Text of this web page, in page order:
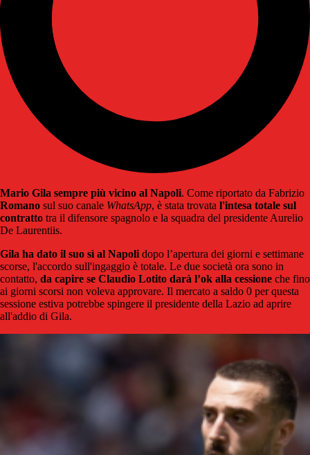
Mario Gila sempre più vicino al Napoli. Come riportato da Fabrizio
Romano sul suo canale WhatsApp, è stata trovata l'intesa totale sul
contratto tra il difensore spagnolo e la squadra del presidente Aurelio
De Laurentiis.
Gila ha dato il suo sì al Napoli dopo l’apertura dei giorni e settimane
scorse, l'accordo sull'ingaggio è totale. Le due società ora sono in
contatto, da capire se Claudio Lotito darà l’ok alla cessione che fino
ai giorni scorsi non voleva approvare. Il mercato a saldo 0 per questa
sessione estiva potrebbe spingere il presidente della Lazio ad aprire
all'addio di Gila.